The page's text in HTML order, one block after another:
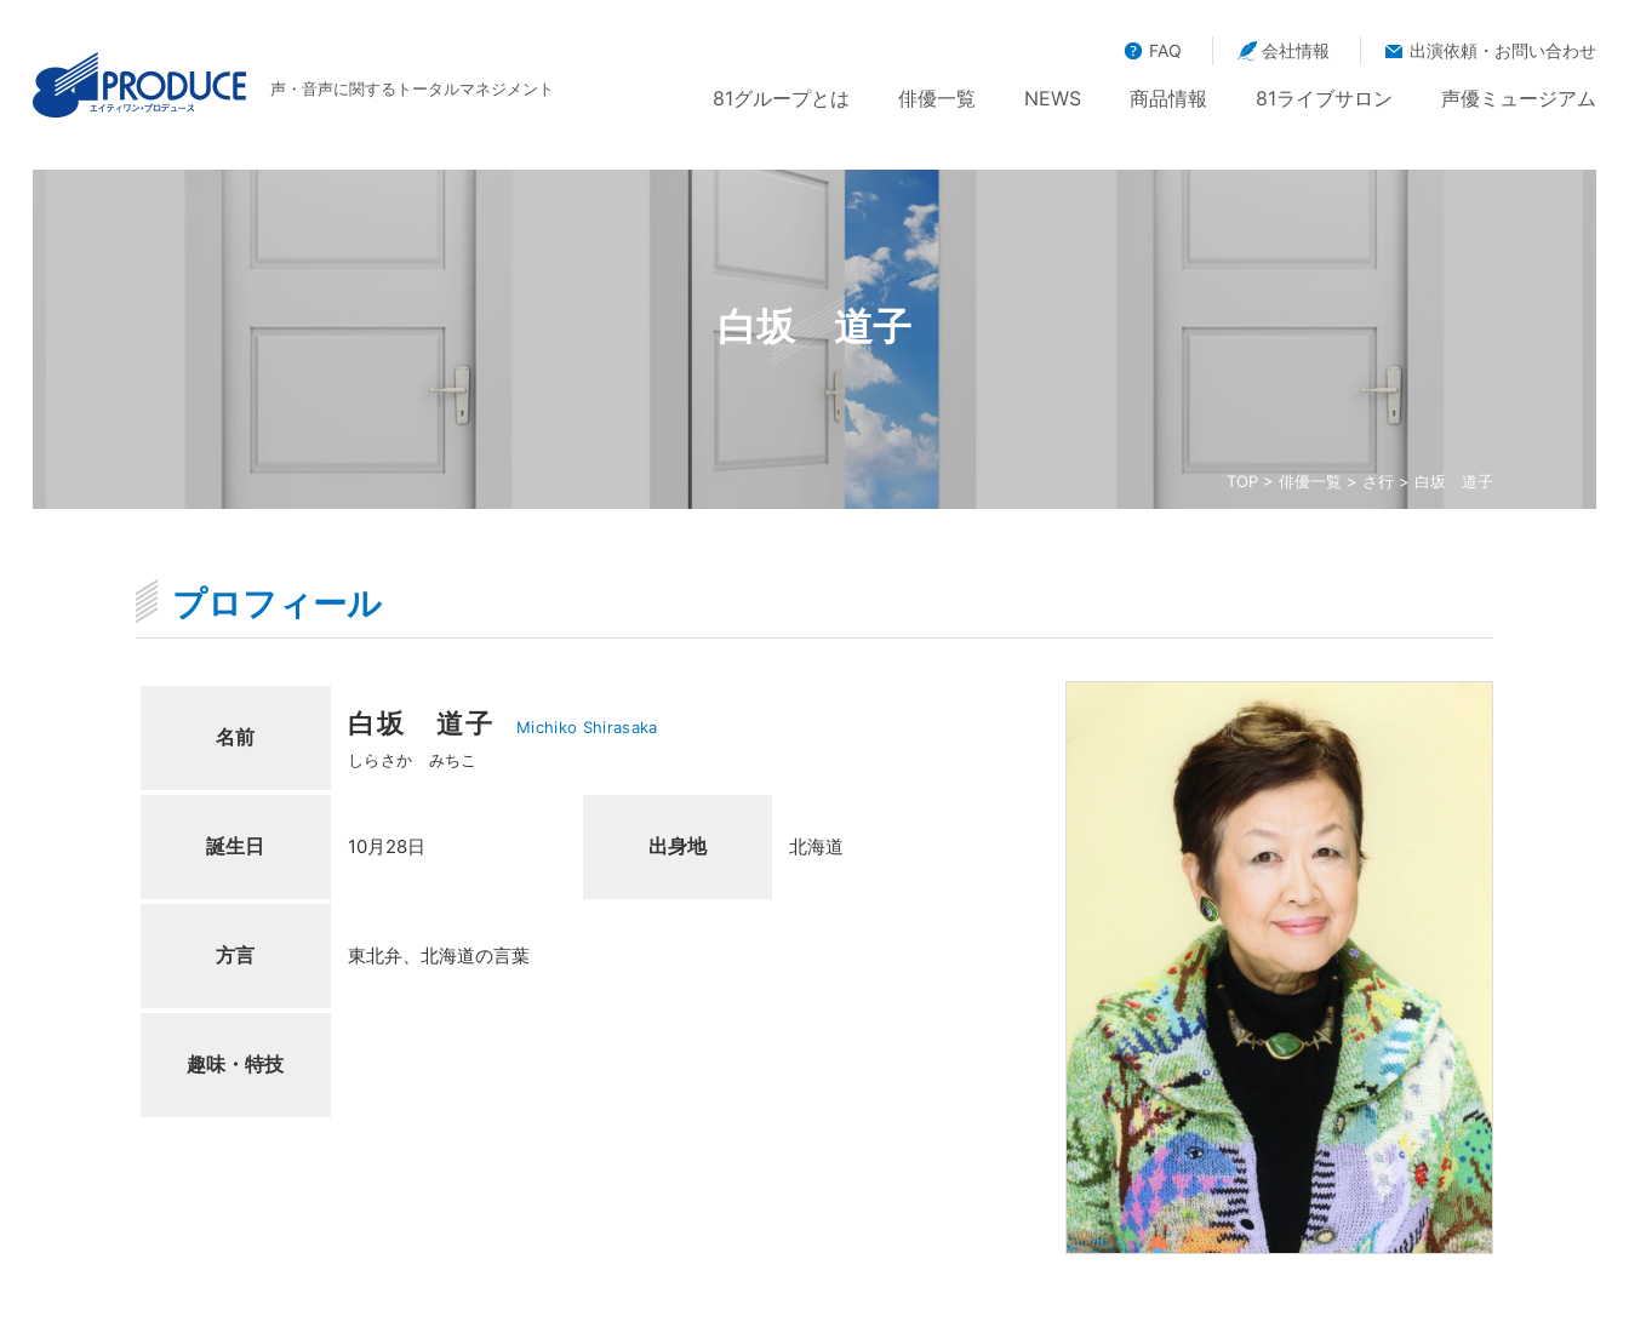
声・音声に関するトータルマネジメント
FAQ 会社情報 出演依頼・お問い合わせ
81グループとは 俳優一覧 NEWS 商品情報 81ライブサロン 声優ミュージアム
TOP> 俳優一覧 > さ行> 白坂 道子
白坂 道子
プロフィール
名前 白坂 道子
Michiko Shirasaka
しらさか みちこ
誕生日 10月28日 出身地 北海道
方言 東北弁、北海道の言葉
趣味・特技